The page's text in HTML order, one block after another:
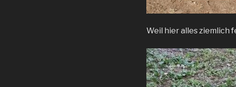
Weil hier alles ziemlich